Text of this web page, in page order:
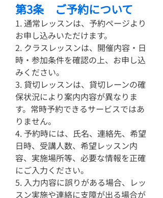
第3条 ご予約について
1. 通常レッスンは、予約ページより
お申し込みいただけます。
2. クラスレッスンは、開催内容・日
時・参加条件を確認の上、お申し込
みください。
3. 貸切レッスンは、貸切レーンの確
保状況により案内内容が異なりま
す。常時予約できるサービスではあ
りません。
4. 予約時には、氏名、連絡先、希望
日時、受講人数、希望レッスン内
容、実施場所等、必要な情報を正確
にご入力ください。
5. 入力内容に誤りがある場合、レッ
スン実施や連絡に支障が出る場合が